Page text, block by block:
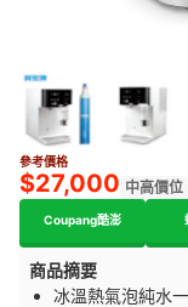
參考價格
$27,000 中高價位
Coupang酷澎
商品摘要
冰溫熱氣泡純水